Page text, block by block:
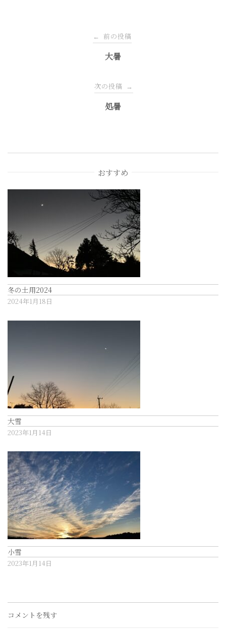
シ
ン
← 前の投稿
大暑
次の投稿 →
処暑
おすすめ
冬の土用2024
2024年1月18日
大雪
2023年1月14日
小雪
2023年1月14日
コメントを残す